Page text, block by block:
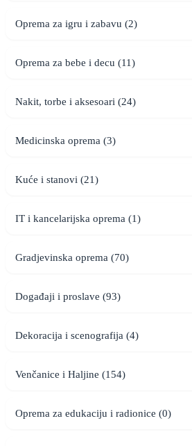
Oprema za igru i zabavu (2)
Oprema za bebe i decu (11)
Nakit, torbe i aksesoari (24)
Medicinska oprema (3)
Kuće i stanovi (21)
IT i kancelarijska oprema (1)
Gradjevinska oprema (70)
Događaji i proslave (93)
Dekoracija i scenografija (4)
Venčanice i Haljine (154)
Oprema za edukaciju i radionice (0)